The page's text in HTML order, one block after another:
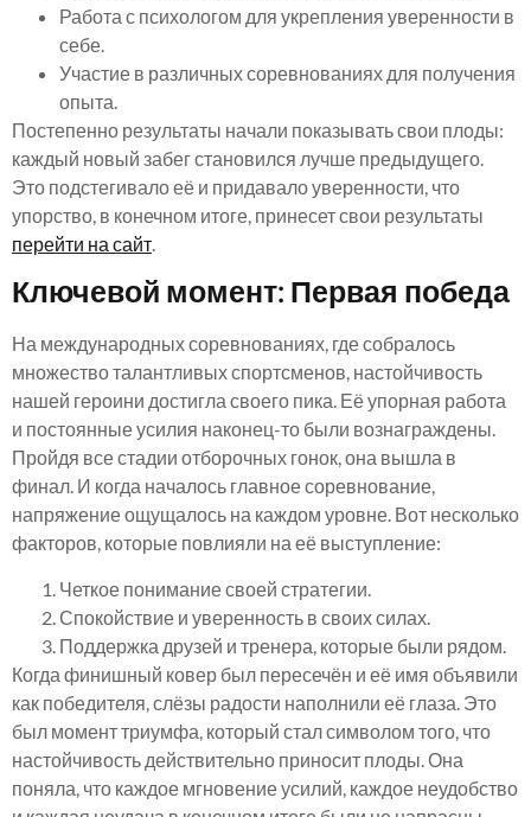
Работа с психологом для укрепления уверенности в
себе.
Участие в различных соревнованиях для получения
опыта.
Постепенно результаты начали показывать свои плоды:
каждый новый забег становился лучше предыдущего.
Это подстегивало её и придавало уверенности, что
упорство, в конечном итоге, принесет свои результаты
перейти на сайт.
Ключевой момент: Первая победа
На международных соревнованиях, где собралось
множество талантливых спортсменов, настойчивость
нашей героини достигла своего пика. Её упорная работа
и постоянные усилия наконец-то были вознаграждены.
Пройдя все стадии отборочных гонок, она вышла в
финал. И когда началось главное соревнование,
напряжение ощущалось на каждом уровне. Вот несколько
факторов, которые повлияли на её выступление:
Четкое понимание своей стратегии.
Спокойствие и уверенность в своих силах.
Поддержка друзей и тренера, которые были рядом.
Когда финишный ковер был пересечён и её имя объявили
как победителя, слёзы радости наполнили её глаза. Это
был момент триумфа, который стал символом того, что
настойчивость действительно приносит плоды. Она
поняла, что каждое мгновение усилий, каждое неудобство